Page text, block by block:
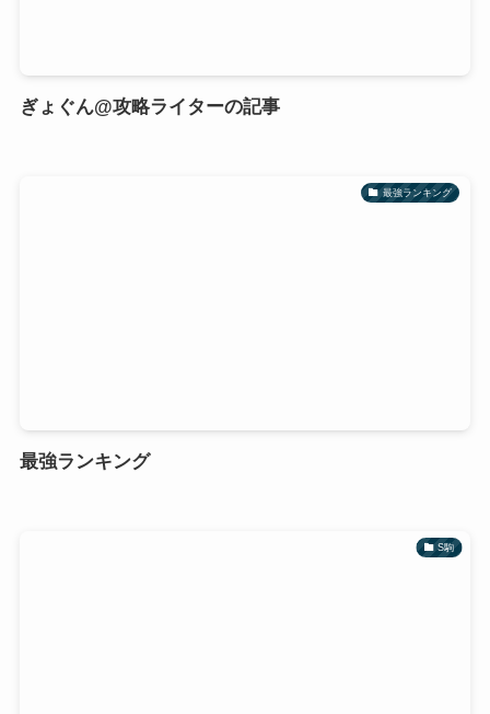
ぎょぐん@攻略ライターの記事
最強ランキング
最強ランキング
S駒